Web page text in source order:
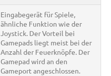
Eingabegerät für Spiele,
ähnliche Funktion wie der
Joystick. Der Vorteil bei
Gamepads liegt meist bei der
Anzahl der Feuerknöpfe. Der
Gamepad wird an den
Gameport angeschlossen.